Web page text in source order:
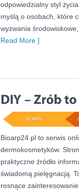
odpowiedzialny styl
myślą o osobach, które
wyzwania
Read More ]
ADMIN
Bioarp24.pl to serwis
dermokosmetyków.
praktyczne źródło
świadomą pielęgnacją.
rosnące